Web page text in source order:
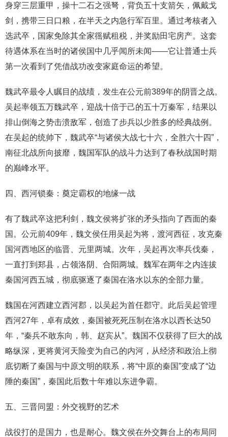
身穿三层重甲，操十二石之强弩，背负五十支箭矢，佩戴戈
剑，携带三日口粮，在半天之内急行军百里。通过考核者入
选武卒，国家免除其全家徭赋租税，并奖励田宅房产。这套
待遇体系在当时的诸侯国中几乎闻所未闻——它让普通士兵
第一次看到了凭借战功改变家庭命运的希望。
魏武卒最令人瞩目的战绩，发生在公元前389年的阴晋之战。
吴起率领五万魏武卒，迎战十倍于己的五十万秦军，结果以
排山倒海之势击溃敌军，创造了步兵以少胜多的经典战例。
在吴起的统帅下，魏武卒“与诸侯大战七十六，全胜六十四”，
南征北战所向披靡，魏国军队的战斗力达到了春秋战国时期
的巅峰水平。
四、西河锁秦：奠定霸权的地缘一战
有了魏武卒这把利剑，魏文侯将扩张的矛头指向了西面的秦
国。公元前409年，魏文侯任用吴起为将，渡河西征，攻克秦
国河西地区的临晋、元里两城。次年，吴起再次率兵伐秦，
一直打到郑县，占领洛阴、合阳两城。魏军在两年之内连拔
秦国河西五城，彻底驱逐了秦国在洛水以东的全部力量。
魏国在河西建立西河郡，以吴起为首任郡守。此后吴起管理
西河27年，卓有成效，秦国被死死压制在洛水以西长达50
年，“秦兵不敢东向，韩、赵宾从”。魏国不仅获得了巨大的战
略纵深，更将黄河天险变为自己的内河，从经济和政治上彻
底切断了秦国与中原文明的联系，将“中原的秦国”变成了“边
陲的秦国”，秦国此后数十年难以东进争霸。
五、三晋同盟：外交视野的艺术
战役打的是国力，也是耐心。魏文侯在外交舞台上的布局同